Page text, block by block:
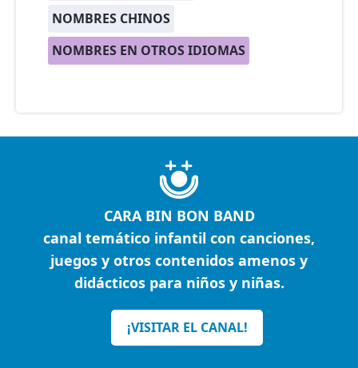
NOMBRES CHINOS
NOMBRES EN OTROS IDIOMAS
CARA BIN BON BAND
canal temático infantil con canciones,
juegos y otros contenidos amenos y
didácticos para niños y niñas.
¡VISITAR EL CANAL!